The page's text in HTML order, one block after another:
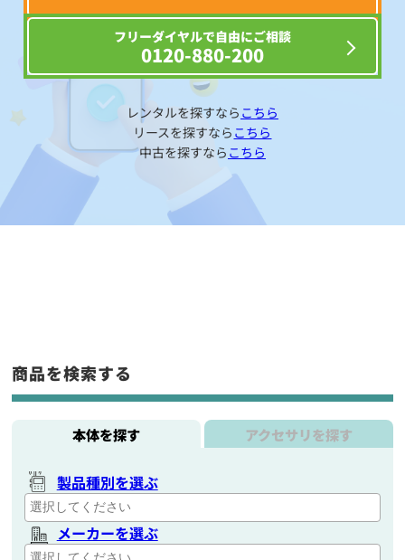
フリーダイヤルで自由にご相談
0120-880-200
レンタルを探すなら こちら
リースを探すなら こちら
中古を探すなら こちら
商品を検索する
本体を探す アクセサリを探す
製品種別を選ぶ
メーカーを選ぶ